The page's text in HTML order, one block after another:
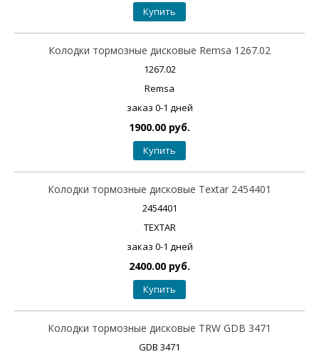
Купить
Колодки тормозные дисковые Remsa 1267.02
1267.02
Remsa
заказ 0-1 дней
1900.00 руб.
Купить
Колодки тормозные дисковые Textar 2454401
2454401
TEXTAR
заказ 0-1 дней
2400.00 руб.
Купить
Колодки тормозные дисковые TRW GDB 3471
GDB 3471